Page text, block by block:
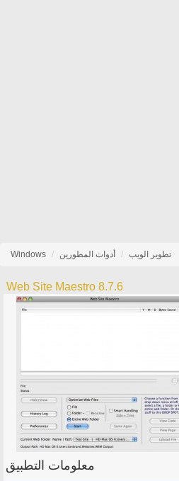
Windows أدوات المطورين تطوير الويب
Web Site Maestro 8.7.6
معلومات التطبيق